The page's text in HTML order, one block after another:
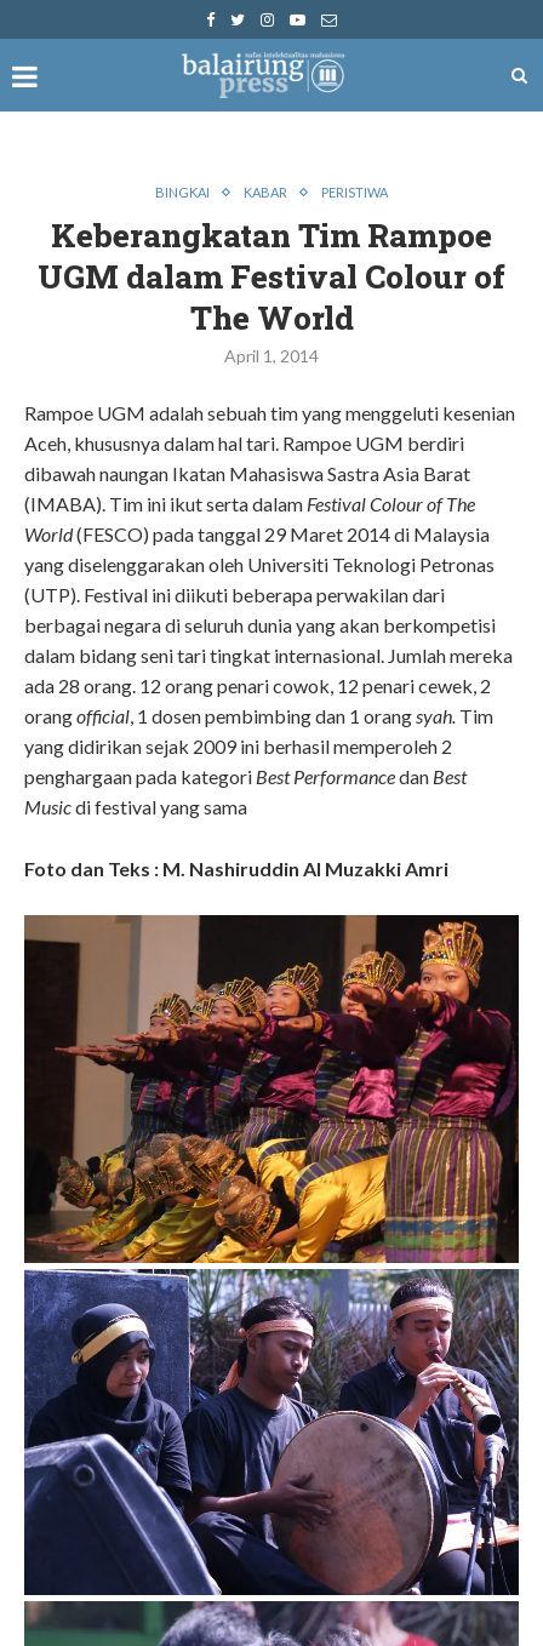
BINGKAI KABAR PERISTIWA
Keberangkatan Tim Rampoe
UGM dalam Festival Colour of
The World
April 1, 2014
Rampoe UGM adalah sebuah tim yang menggeluti kesenian
Aceh, khususnya dalam hal tari. Rampoe UGM berdiri
dibawah naungan Ikatan Mahasiswa Sastra Asia Barat
(IMABA). Tim ini ikut serta dalam Festival Colour of The
World(FESCO) pada tanggal 29 Maret 2014 di Malaysia
yang diselenggarakan oleh Universiti Teknologi Petronas
(UTP). Festival ini diikuti beberapa perwakilan dari
berbagai negara di seluruh dunia yang akan berkompetisi
dalam bidang seni tari tingkat internasional. Jumlah mereka
ada 28 orang. 12 orang penari cowok, 12 penari cewek, 2
orangofficial, 1 dosen pembimbing dan 1 orangsyah. Tim
yang didirikan sejak 2009 ini berhasil memperoleh 2
penghargaan pada kategori Best Performancedan Best
Musicdi festival yang sama
Foto dan Teks : M. Nashiruddin Al Muzakki Amri